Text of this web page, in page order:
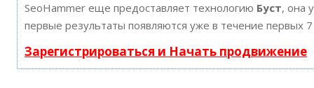
SeoHammer еще предоставляет технологию Буст, она
первые результаты появляются уже в течение первых
Зарегистрироваться и Начать продвижение